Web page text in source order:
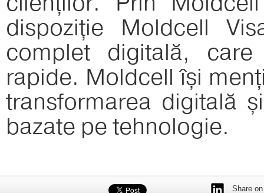
dispoziție Moldcell
complet digitală,
rapide. Moldcell își
transformarea digitală
bazate pe tehnologie.
Share